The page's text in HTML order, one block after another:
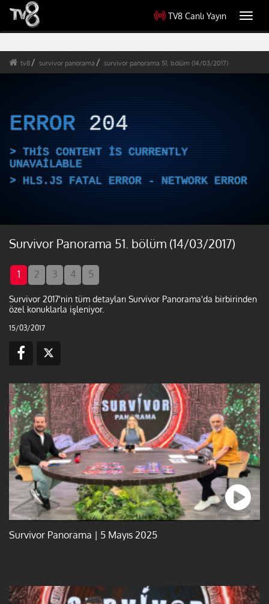
TV8 Canlı Yayın
tv8 survivor panorama survivor panorama 51. bölüm (14/03/2017)
ERROR 204
THIS CONTENT IS CURRENTLY
UNAVAILABLE
HLS.JS FATAL ERROR - NETWORK ERROR
Survivor Panorama 51. bölüm (14/03/2017)
1 2 3 4 5
Survivor 2017'nin tüm detayları Survivor Panorama'da birbirinden
özel konuklarla işleniyor.
15/03/2017
Survivor Panorama | 5 Mayıs 2025